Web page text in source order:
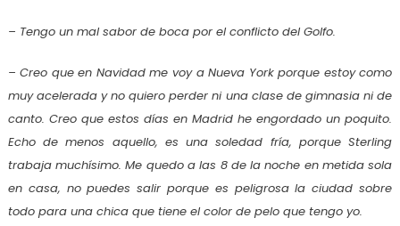
– Tengo un mal sabor de boca por el conflicto del Golfo.
– Creo que en Navidad me voy a Nueva York porque estoy como
muy acelerada y no quiero perder ni una clase de gimnasia ni de
canto. Creo que estos días en Madrid he engordado un poquito.
Echo de menos aquello, es una soledad fría, porque Sterling
trabaja muchísimo. Me quedo a las 8 de la noche en metida sola
en casa, no puedes salir porque es peligrosa la ciudad sobre
todo para una chica que tiene el color de pelo que tengo yo.